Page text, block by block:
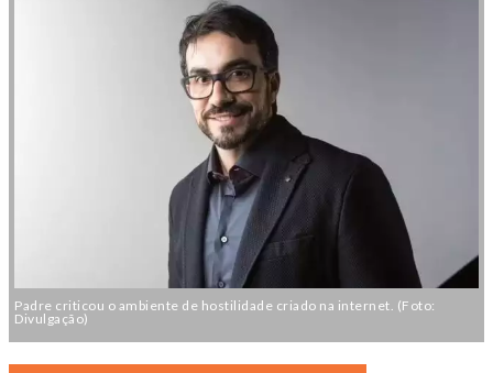
Padre criticou o ambiente de hostilidade criado na internet. (Foto:
Divulgação)